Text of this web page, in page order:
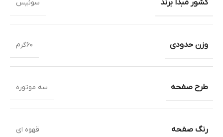
کشور مبدا برند سوئیس
وزن حدودی 60گرم
طرح صفحه سه موتوره
رنگ صفحه قهوه ای